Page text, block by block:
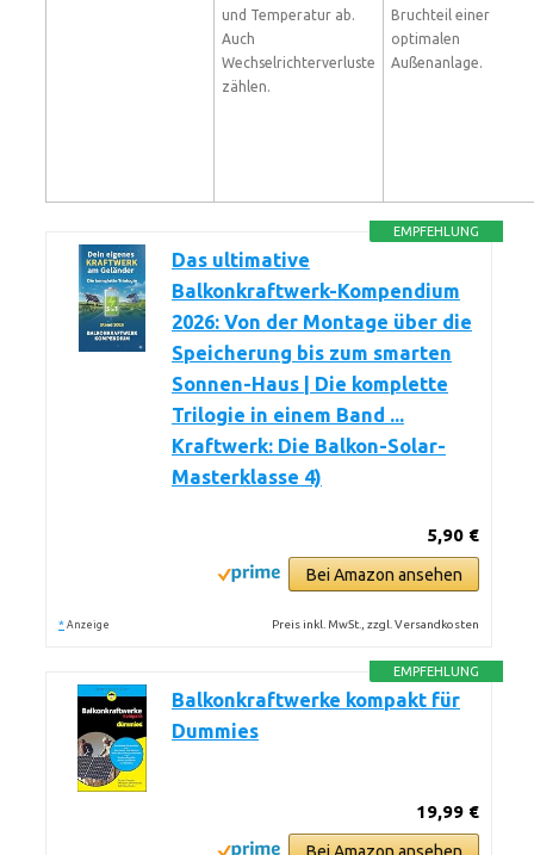
und Temperatur ab.
Auch
Wechselrichterverluste
zählen.
Bruchteil einer
optimalen
Außenanlage.
EMPFEHLUNG
Das ultimative
Balkonkraftwerk-Kompendium
2026: Von der Montage über die
Speicherung bis zum smarten
Sonnen-Haus | Die komplette
Trilogie in einem Band ...
Kraftwerk: Die Balkon-Solar-
Masterklasse 4)
5,90 €
Bei Amazon ansehen
* Anzeige Preis inkl. MwSt., zzgl. Versandkosten
EMPFEHLUNG
Balkonkraftwerke kompakt für
Dummies
19,99 €